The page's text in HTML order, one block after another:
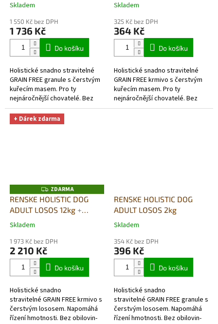
Průměrné
produktu
je
hvězdiček.
Skladem
1 550 Kč bez DPH
1 736 Kč
Do košíku
Holistické snadno stravitelné
GRAIN FREE granule s čerstvým
kuřecím masem. Pro ty
nejnáročnější chovatelé. Bez
obilovin- skutečně
hypoalergenní a
monoproteinové (jeden druh...
Průměrné
produktu
je
hvězdiček.
Skladem
325 Kč bez DPH
364 Kč
Do košíku
Holistické snadno stravitelné
GRAIN FREE krmivo s čerstvým
kuřecím masem. Pro ty
nejnáročnější chovatelé. Bez
obilovin- skutečně
+ Dárek zdarma
Z
D
A
R
ZDARMA
RENSKE HOLISTIC DOG
ADULT LOSOS 12kg +
SUŠENÉ MASO bez
ZDARMA
Průměrné
produktu
je
hvězdiček.
Skladem
1 973 Kč bez DPH
2 210 Kč
Do košíku
Holistické snadno
stravitelné GRAIN FREE krmivo s
čerstvým lososem. Napomáhá
řízení hmotnosti. Bez obilovin-
RENSKE HOLISTIC DOG
ADULT LOSOS 2kg
Průměrné
produktu
je
hvězdiček.
Skladem
354 Kč bez DPH
396 Kč
Do košíku
Holistické snadno
stravitelné GRAIN FREE granule s
čerstvým lososem. Napomáhá
řízení hmotnosti. Bez obilovin-